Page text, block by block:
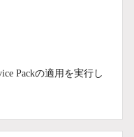
Packの適用を実行し